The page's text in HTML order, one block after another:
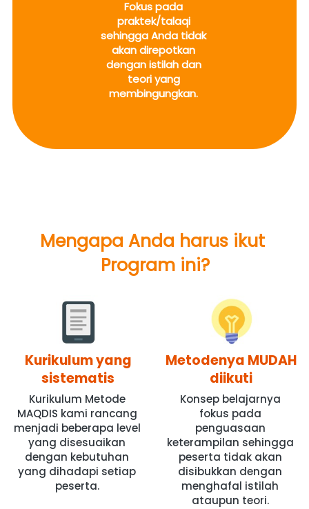
Fokus pada
praktek/talaqi
sehingga Anda tidak
akan direpotkan
dengan istilah dan
teori yang
membingungkan.
Mengapa Anda harus ikut
Program ini?
Kurikulum yang
sistematis
Kurikulum Metode
MAQDIS kami rancang
menjadi beberapa level
yang disesuaikan
dengan kebutuhan
yang dihadapi setiap
peserta.
Metodenya MUDAH
diikuti
Konsep belajarnya
fokus pada
penguasaan
keterampilan sehingga
peserta tidak akan
disibukkan dengan
menghafal istilah
ataupun teori.